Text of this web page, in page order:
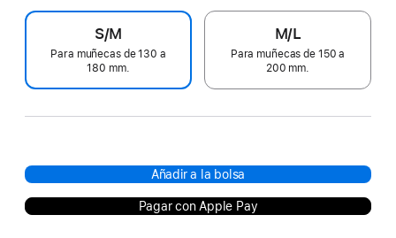
S/M
Para muñecas de 130 a
180 mm.
M/L
Para muñecas de 150 a
200 mm.
Añadir a la bolsa
Pagar con Apple Pay